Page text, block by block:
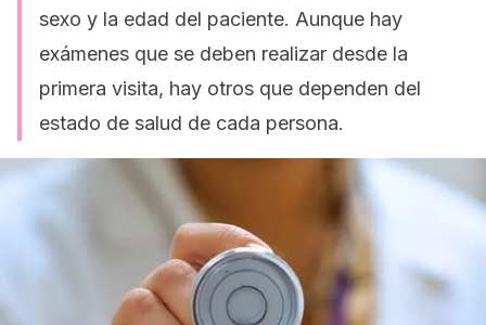
sexo y la edad del paciente. Aunque hay
exámenes que se deben realizar desde la
primera visita, hay otros que dependen del
estado de salud de cada persona.